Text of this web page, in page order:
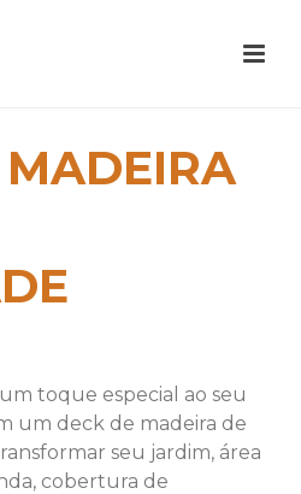
toque especial ao seu
um deck de madeira de
seu jardim, área
cobertura de